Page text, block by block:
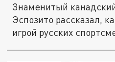
Знаменитый
Эспозито рассказал,
игрой русских